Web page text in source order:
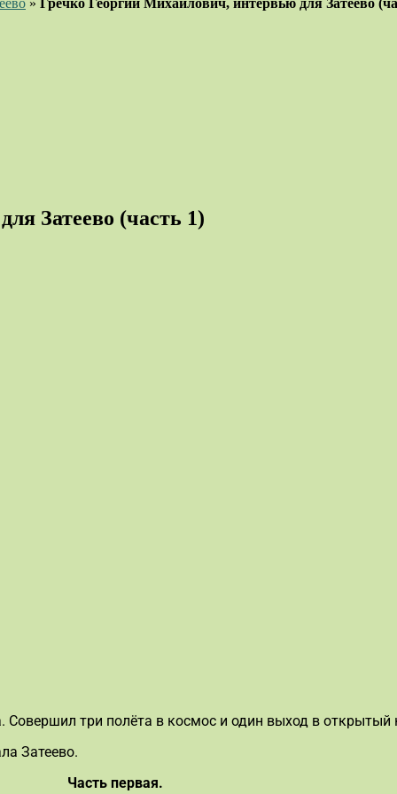
» Гречко Георгий Михайлович, интервью для Затеево
Затеево (часть 1)
три полёта в космос и один выход в открытый
Затеево.
Часть первая.